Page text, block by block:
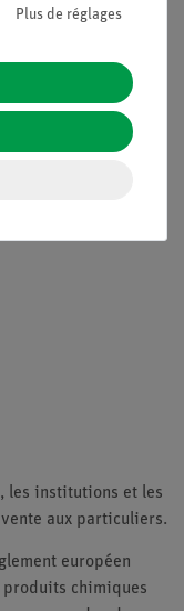
les institutions et les
aux particuliers.
européen
produits chimiques
Plus de réglages